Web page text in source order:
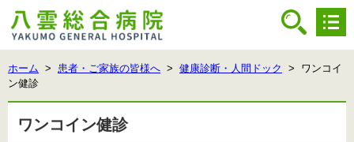
ホーム > 患者・ご家族の皆様へ > 健康診断・人間ドック
> ワンコイ
ン健診
ワンコイン健診